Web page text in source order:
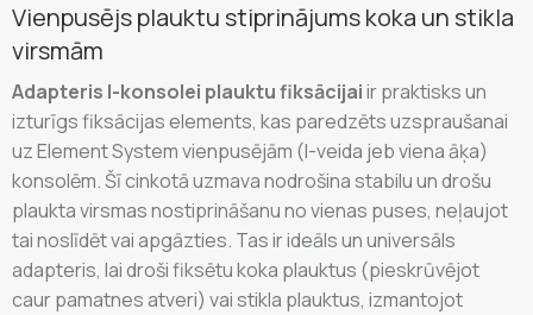
Vienpusējs plauktu stiprinājums koka un stikla
virsmām
Adapteris I-konsolei plauktu fiksācijaiir praktisks un
izturīgs fiksācijas elements, kas paredzēts uzspraušanai
uz Element System vienpusējām (I-veida jeb viena āķa)
konsolēm. Šī cinkotā uzmava nodrošina stabilu un drošu
plaukta virsmas nostiprināšanu no vienas puses, neļaujot
tai noslīdēt vai apgāzties. Tas ir ideāls un universāls
adapteris, lai droši fiksētu koka plauktus (pieskrūvējot
caur pamatnes atveri) vai stikla plauktus, izmantojot